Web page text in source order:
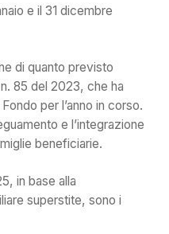
e il 31 dicembre
di quanto previsto
85 del 2023, che ha
per l’anno in corso.
e l’integrazione
beneficiarie.
in base alla
superstite, sono i